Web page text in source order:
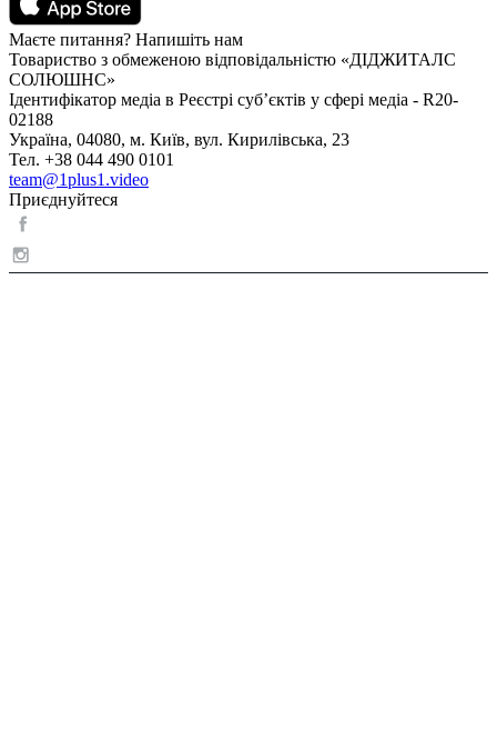
Маєте питання? Напишіть нам
Товариство з обмеженою відповідальністю «ДІДЖИТАЛС
СОЛЮШНС»
Ідентифікатор медіа в Реєстрі суб’єктів у сфері медіа - R20-
02188
Україна, 04080, м. Київ, вул. Кирилівська, 23
Тел. +38 044 490 0101
team@1plus1.video
Приєднуйтеся